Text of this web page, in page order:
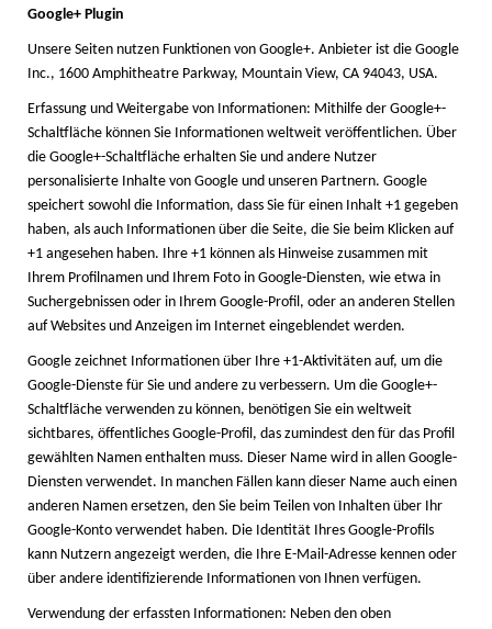
Google+ Plugin
Unsere Seiten nutzen Funktionen von Google+. Anbieter ist die Google
Inc., 1600 Amphitheatre Parkway, Mountain View, CA 94043, USA.
Erfassung und Weitergabe von Informationen: Mithilfe der Google+-
Schaltfläche können Sie Informationen weltweit veröffentlichen. Über
die Google+-Schaltfläche erhalten Sie und andere Nutzer
personalisierte Inhalte von Google und unseren Partnern. Google
speichert sowohl die Information, dass Sie für einen Inhalt +1 gegeben
haben, als auch Informationen über die Seite, die Sie beim Klicken auf
+1 angesehen haben. Ihre +1 können als Hinweise zusammen mit
Ihrem Profilnamen und Ihrem Foto in Google-Diensten, wie etwa in
Suchergebnissen oder in Ihrem Google-Profil, oder an anderen Stellen
auf Websites und Anzeigen im Internet eingeblendet werden.
Google zeichnet Informationen über Ihre +1-Aktivitäten auf, um die
Google-Dienste für Sie und andere zu verbessern. Um die Google+-
Schaltfläche verwenden zu können, benötigen Sie ein weltweit
sichtbares, öffentliches Google-Profil, das zumindest den für das Profil
gewählten Namen enthalten muss. Dieser Name wird in allen Google-
Diensten verwendet. In manchen Fällen kann dieser Name auch einen
anderen Namen ersetzen, den Sie beim Teilen von Inhalten über Ihr
Google-Konto verwendet haben. Die Identität Ihres Google-Profils
kann Nutzern angezeigt werden, die Ihre E-Mail-Adresse kennen oder
über andere identifizierende Informationen von Ihnen verfügen.
Verwendung der erfassten Informationen: Neben den oben